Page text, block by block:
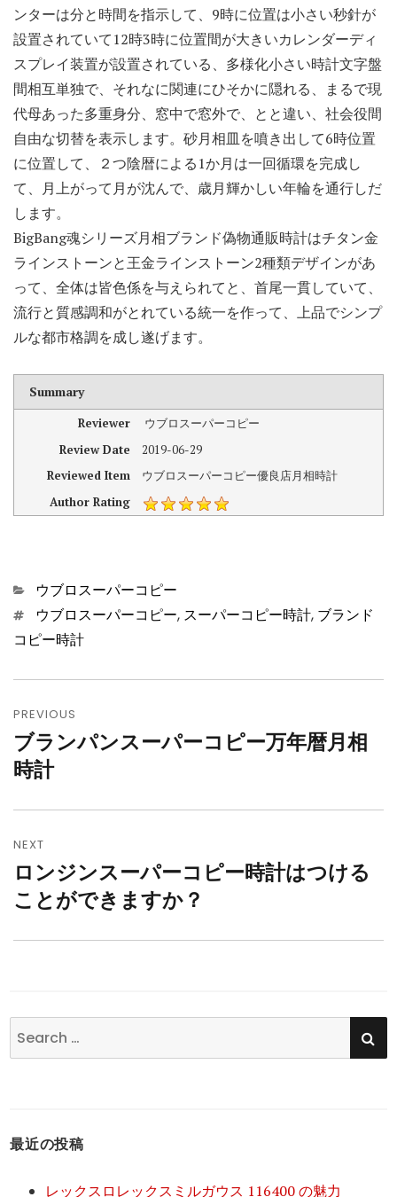
ンターは分と時間を指示して、9時に位置は小さい秒針が
設置されていて12時3時に位置間が大きいカレンダーディ
スプレイ装置が設置されている、多様化小さい時計文字盤
間相互単独で、それなに関連にひそかに隠れる、まるで現
代母あった多重身分、窓中で窓外で、とと違い、社会役間
自由な切替を表示します。砂月相皿を噴き出して6時位置
に位置して、２つ陰暦による1か月は一回循環を完成し
て、月上がって月が沈んで、歳月輝かしい年輪を通行しだ
します。
BigBang魂シリーズ月相ブランド偽物通販時計はチタン金
ラインストーンと王金ラインストーン2種類デザインがあ
って、全体は皆色係を与えられてと、首尾一貫していて、
流行と質感調和がとれている統一を作って、上品でシンプ
ルな都市格調を成し遂げます。
Summary
Reviewer
ウブロスーパーコピー
Review Date
2019-06-29
Reviewed Item
ウブロスーパーコピー優良店月相時計
Author Rating
Categories
ウブロスーパーコピー
Tagsウブロスーパーコピー, スーパーコピー時計, ブランド
コピー時計
投
稿
ナ
ビ
ー
シ
ョ
ン
PREVIOUS
Previous
post:
ブランパンスーパーコピー万年暦月相
時計
NEXT
Next
post:
ロンジンスーパーコピー時計はつける
ことができますか？
Search
for:
最近の投稿
レックスロレックスミルガウス 116400 の魅力